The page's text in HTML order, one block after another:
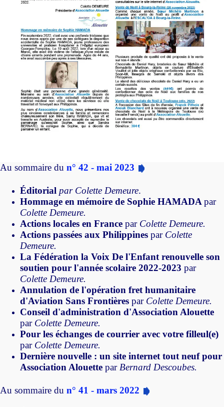
Au sommaire du n° 42 - mai 2023
Éditorial parColette Demeure.
Hommage en mémoire de Sophie HAMADA par
Colette Demeure.
Actions locales en France par Colette Demeure.
Actions passées aux Philippines par Colette
Demeure.
La Fédération la Voix De l'Enfant renouvelle son
soutien pour l'année scolaire 2022-2023 par
Colette Demeure.
Annulation de l'opération fret humanitaire
d'Aviation Sans Frontières par Colette Demeure.
Conseil d'administration d'Association Alouette
par Colette Demeure.
Pour les échanges de courrier avec votre filleul(e)
par Colette Demeure.
Dernière nouvelle : un site internet tout neuf pour
Association Alouette par Bernard Descoubes.
Au sommaire du n° 41 - mars 2022